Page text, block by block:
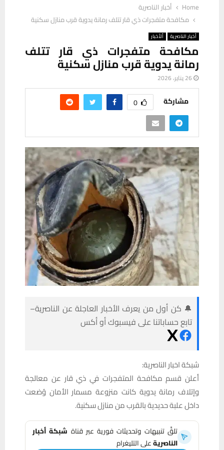
Home
أخبار الناصرية
مكافحة متفجرات ذي قار تتلف رمانة يدوية قرب منازل سكنية
أخبار الناصرية ألأخبار
مكافحة متفجرات ذي قار تتلف
رمانة يدوية قرب منازل سكنية
26 يناير، 2026
مشاركة 0
🔔 كن أول من يعرف الأخبار العاجلة عن الناصرية–
تابع حساباتنا على فيسبوك أو أكس
شبكة اخبار الناصرية:
أعلن قسم مكافحة المتفجرات في ذي قار عن معالجة
وإتلاف رمانة يدوية كانت منزوعة مسمار الأمان وُضعت
داخل علبة حديدية بالقرب من منازل سكنية.
تلقَّ تنبيهات وتحديثات فورية عبر قناة شبكة أخبار
الناصريةعلى التليغرام